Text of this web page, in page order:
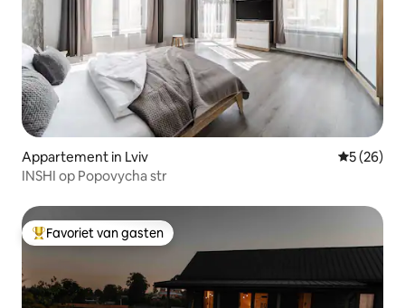
Appartement in Lviv
5 (26)
INSHI op Popovycha str
Topfavoriet van gasten
Favoriet van gasten